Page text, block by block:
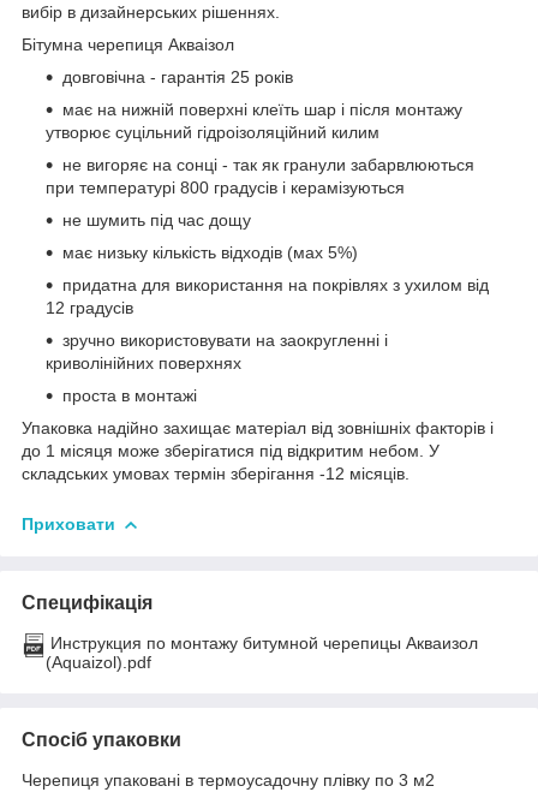
вибір в дизайнерських рішеннях.
Бітумна черепиця Акваізол
довговічна - гарантія 25 років
має на нижній поверхні клеїть шар і після монтажу
утворює суцільний гідроізоляційний килим
не вигоряє на сонці - так як гранули забарвлюються
при температурі 800 градусів і керамізуються
не шумить під час дощу
має низьку кількість відходів (мах 5%)
придатна для використання на покрівлях з ухилом від
12 градусів
зручно використовувати на заокругленні і
криволінійних поверхнях
проста в монтажі
Упаковка надійно захищає матеріал від зовнішніх факторів і
до 1 місяця може зберігатися під відкритим небом. У
складських умовах термін зберігання -12 місяців.
Приховати
Специфікація
Инструкция по монтажу битумной черепицы Акваизол
(Aquaizol).pdf
Спосіб упаковки
Черепиця упаковані в термоусадочну плівку по 3 м2